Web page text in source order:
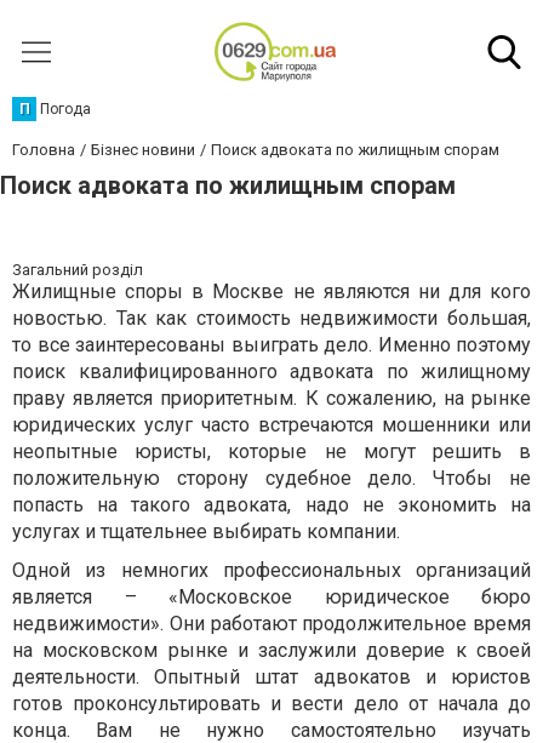
П Погода
Головна Бізнес новини Поиск адвоката по жилищным спорам
Поиск адвоката по жилищным спорам
Загальний розділ
Жилищные споры в Москве не являются ни для кого
новостью. Так как стоимость недвижимости большая,
то все заинтересованы выиграть дело. Именно поэтому
поиск квалифицированного адвоката по жилищному
праву является приоритетным. К сожалению, на рынке
юридических услуг часто встречаются мошенники или
неопытные юристы, которые не могут решить в
положительную сторону судебное дело. Чтобы не
попасть на такого адвоката, надо не экономить на
услугах и тщательнее выбирать компании.
Одной из немногих профессиональных организаций
является – «Московское юридическое бюро
недвижимости». Они работают продолжительное время
на московском рынке и заслужили доверие к своей
деятельности. Опытный штат адвокатов и юристов
готов проконсультировать и вести дело от начала до
конца. Вам не нужно самостоятельно изучать